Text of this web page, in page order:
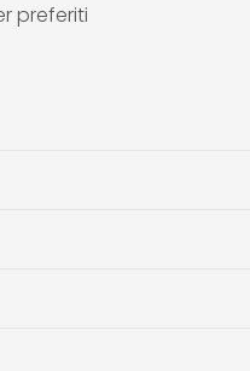
preferiti